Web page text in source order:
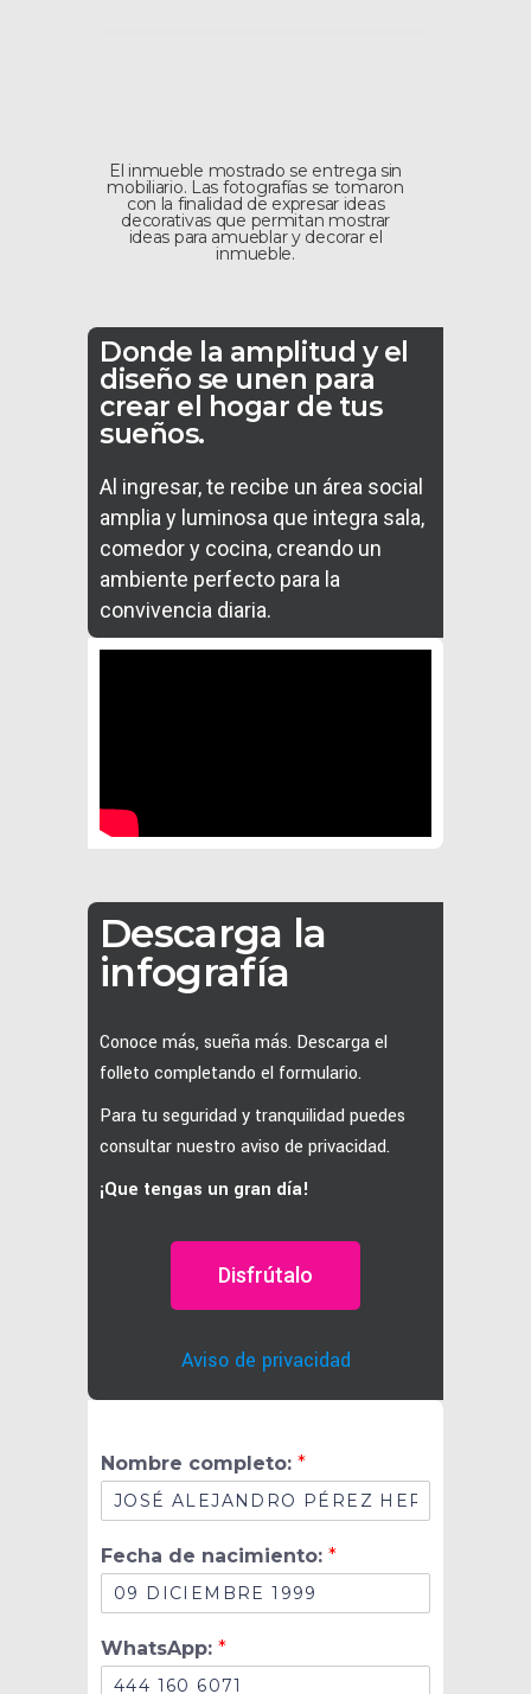
El inmueble mostrado se entrega sin
mobiliario. Las fotografías se tomaron
con la finalidad de expresar ideas
decorativas que permitan mostrar
ideas para amueblar y decorar el
inmueble.
Donde la amplitud y el
diseño se unen para
crear el hogar de tus
sueños.
Al ingresar, te recibe un área social
amplia y luminosa que integra sala,
comedor y cocina, creando un
ambiente perfecto para la
convivencia diaria.
Descarga la
infografía
Conoce más, sueña más. Descarga el
folleto completando el formulario.
Para tu seguridad y tranquilidad puedes
consultar nuestro aviso de privacidad.
¡Que tengas un gran día!
Disfrútalo
Aviso de privacidad
Nombre completo: *
n
a
i
m
i
Fecha de nacimiento: *
WhatsApp: *